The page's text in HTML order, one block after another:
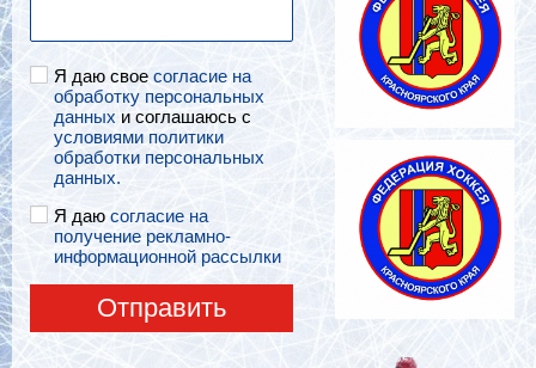
Я даю свое согласие на
обработку персональных
данных и соглашаюсь с
условиями политики
обработки персональных
данных.
Я даю согласие на
получение рекламно-
информационной рассылки
Отправить